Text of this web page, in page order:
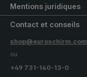
Mentions juridiques
Contact et conseils
shop@euroschirm.com
ou
+49 731-140-13-0